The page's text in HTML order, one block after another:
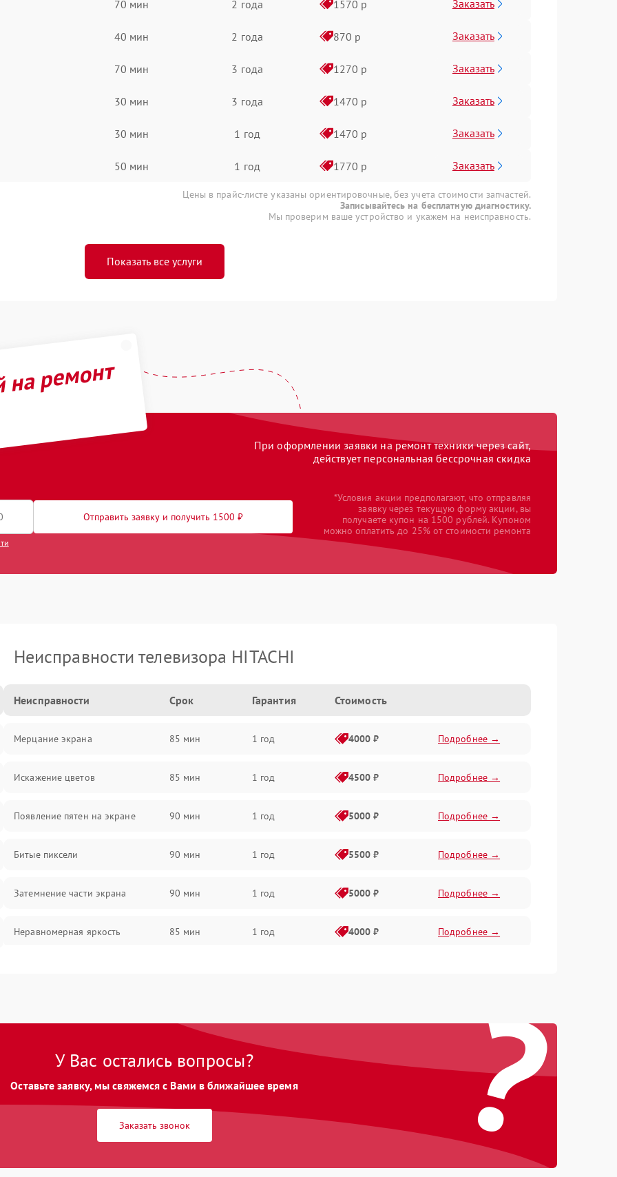
70 мин 2 года 1570 р Заказать
40 мин 2 года 870 р Заказать
70 мин 3 года 1270 р Заказать
30 мин 3 года 1470 р Заказать
30 мин 1 год 1470 р Заказать
50 мин 1 год 1770 р Заказать
Цены в прайс-листе указаны ориентировочные, без учета стоимости запчастей.
Записывайтесь на бесплатную диагностику.
Мы проверим ваше устройство и укажем на неисправность.
Показать все услуги
ремонт
При оформлении заявки на ремонт техники через сайт,
действует персональная бессрочная скидка
Отправить заявку и получить 1500 ₽
*Условия акции предполагают, что отправляя
заявку через текущую форму акции, вы
получаете купон на 1500 рублей. Купоном
можно оплатить до 25% от стоимости ремонта
Неисправности телевизора HITACHI
Неисправности Срок Гарантия Стоимость
Мерцание экрана 85 мин 1 год 4000 ₽ Подробнее →
Искажение цветов 85 мин 1 год 4500 ₽ Подробнее →
Появление пятен на экране 90 мин 1 год 5000 ₽ Подробнее →
Битые пиксели 90 мин 1 год 5500 ₽ Подробнее →
Затемнение части экрана 90 мин 1 год 5000 ₽ Подробнее →
Неравномерная яркость 85 мин 1 год 4000 ₽ Подробнее →
?
У Вас остались вопросы?
Оставьте заявку, мы свяжемся с Вами в ближайшее время
Заказать звонок